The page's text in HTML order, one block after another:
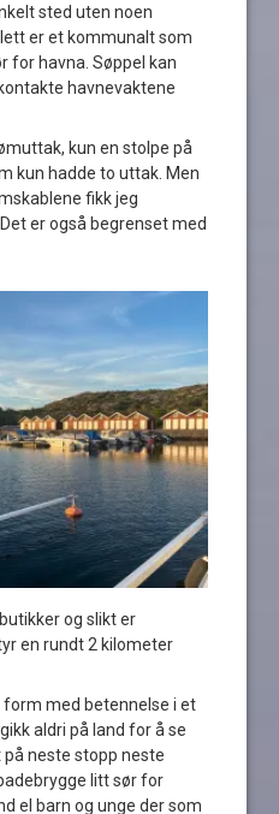
sted uten noen
er et kommunalt som
for havna. Søppel kan
havnevaktene
kun en stolpe på
kun hadde to uttak. Men
fikk jeg
er også begrenset med
og slikt er
en rundt 2 kilometer
form med betennelse i et
aldri på land for å se
neste stopp neste
litt sør for
el barn og unge der som